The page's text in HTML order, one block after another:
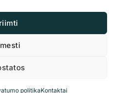
politikaKontaktai